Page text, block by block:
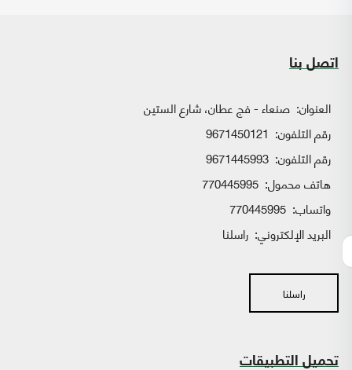
اتصل بنا
العنوان: صنعاء - فج عطان، شارع الستين
رقم التلفون: 9671450121
رقم التلفون: 9671445993
هاتف محمول: 770445995
واتساب:
البريد الإلكتروني: راسلنا
راسلنا
تحميل التطبيقات